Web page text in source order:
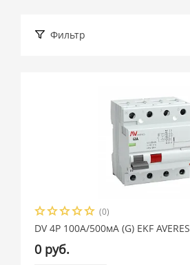
Фильтр
Производитель
(0)
DV 4P 100А/500мА (G) EKF AVERES
0 руб.